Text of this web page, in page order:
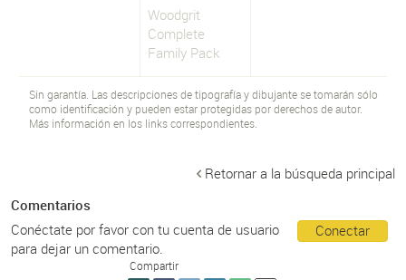
Woodgrit
Complete
Family Pack
Sin garantía. Las descripciones de tipografía y dibujante se tomarán sólo
como identificación y pueden estar protegidas por derechos de autor.
Más información en los links correspondientes.
Retornar a la búsqueda principal
Comentarios
Conectar
Conéctate por favor con tu cuenta de usuario
para dejar un comentario.
Compartir